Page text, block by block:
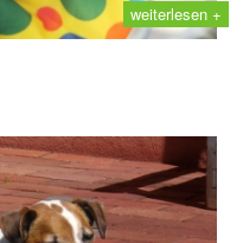
weiterlesen +